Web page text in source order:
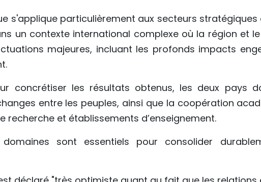
s'applique particulièrement aux secteurs
un contexte international complexe où la région et
majeures, incluant les profonds impacts
concrétiser les résultats obtenus, les deux pays
entre les peuples, ainsi que la coopération
recherche et établissements d’enseignement.
sont essentiels pour consolider